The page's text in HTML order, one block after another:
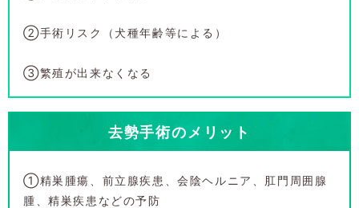
②手術リスク（犬種年齢等による）
③繁殖が出来なくなる
去勢手術のメリット
①精巣腫瘍、前立腺疾患、会陰ヘルニア、肛門周囲腺
腫、精巣疾患などの予防